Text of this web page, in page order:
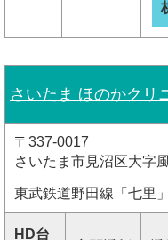
さいたま ほのかクリ
〒337-0017
さいたま市見沼区大字
東武鉄道野田線「七里
HD台